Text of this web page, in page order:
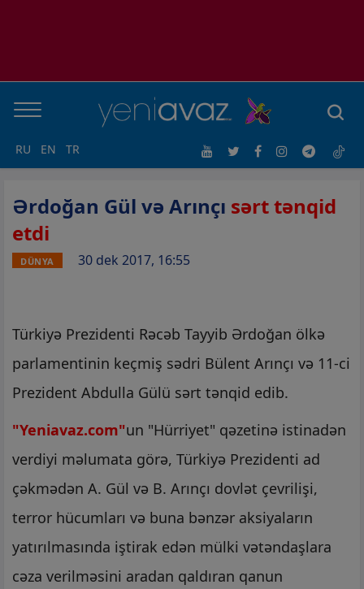
RU EN TR
Ərdoğan Gül və Arınçı sərt tənqid
etdi
DÜNYA 30 dek 2017, 16:55
Türkiyə Prezidenti Rəcəb Tayyib Ərdoğan ölkə
parlamentinin keçmiş sədri Bülent Arınçı və 11-ci
Prezident Abdulla Gülü sərt tənqid edib.
"Yeniavaz.com"un "Hürriyet" qəzetinə istinadən
verdiyi məlumata görə, Türkiyə Prezidenti ad
çəkmədən A. Gül və B. Arınçı dovlət çevrilişi,
terror hücumları və buna bənzər aksiyaların
yatırılmasında iştirak edən mülki vətəndaşlara
cəza verilməsini aradan qaldıran qanun